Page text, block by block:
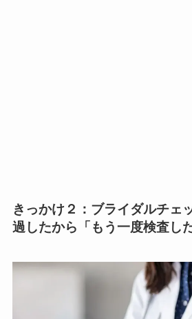
きっかけ２： ブライダルチェ
過したから「もう一度検査し